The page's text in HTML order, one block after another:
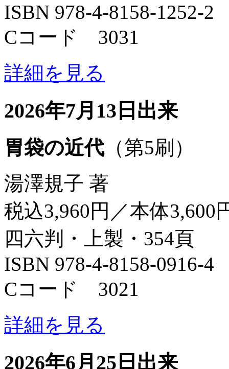
ISBN 978-4-8158-1252-2
Cコード 3031
詳細を見る
2026年7月13日出来
胃袋の近代（第5刷）
湯澤規子 著
税込3,960円／本体3,600
四六判・上製・354頁
ISBN 978-4-8158-0916-4
Cコード 3021
詳細を見る
2026年6月25日出来